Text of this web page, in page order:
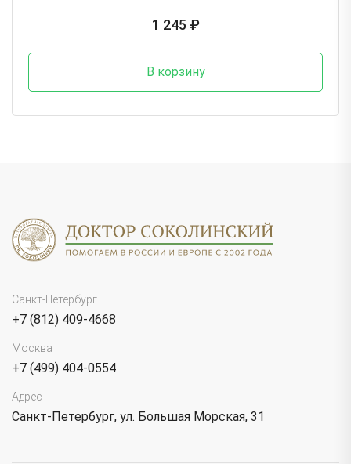
1 245 ₽
В корзину
Санкт-Петербург
+7 (812) 409-4668
Москва
+7 (499) 404-0554
Адрес
Санкт-Петербург, ул. Большая Морская, 31